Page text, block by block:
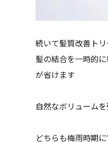
続いて髪質改善ト
髪の結合を一時的
が省けます
自然なボリューム
どちらも梅雨時期